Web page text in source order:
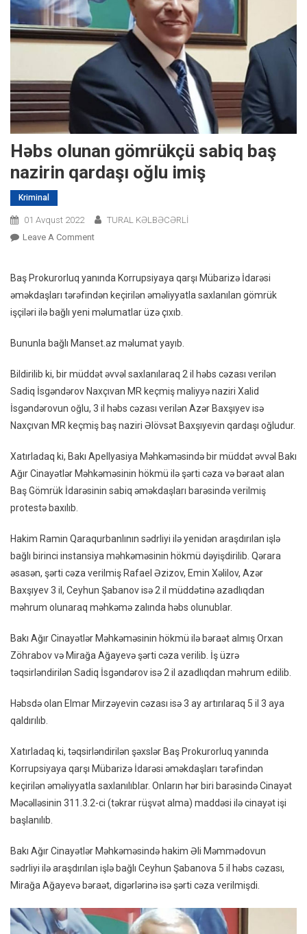
Həbs olunan gömrükçü sabiq baş
nazirin qardaşı oğlu imiş
Kriminal
01 Avqust 2022
TURAL KƏLBƏCƏRLİ
Leave A CommentOn
Gömrükçü
Sabiq
Baş
Qardaşı
Imiş
Baş Prokurorluq yanında Korrupsiyaya qarşı Mübarizə İdarəsi
əməkdaşları tərəfindən keçirilən əməliyyatla saxlanılan gömrük
işçiləri ilə bağlı yeni məlumatlar üzə çıxıb.
Bununla bağlı Manset.az məlumat yayıb.
Bildirilib ki, bir müddət əvvəl saxlanılaraq 2 il həbs cəzası verilən
Sadiq İsgəndərov Naxçıvan MR keçmiş maliyyə naziri Xalid
İsgəndərovun oğlu, 3 il həbs cəzası verilən Azər Baxşıyev isə
Naxçıvan MR keçmiş baş naziri Əlövsət Baxşıyevin qardaşı oğludur.
Xatırladaq ki, Bakı Apellyasiya Məhkəməsində bir müddət əvvəl Bakı
Ağır Cinayətlər Məhkəməsinin hökmü ilə şərti cəza və bəraət alan
Baş Gömrük İdarəsinin sabiq əməkdaşları barəsində verilmiş
protestə baxılıb.
Hakim Ramin Qaraqurbanlının sədrliyi ilə yenidən araşdırılan işlə
bağlı birinci instansiya məhkəməsinin hökmü dəyişdirilib. Qərara
əsasən, şərti cəza verilmiş Rafael Əzizov, Emin Xəlilov, Azər
Baxşıyev 3 il, Ceyhun Şabanov isə 2 il müddətinə azadlıqdan
məhrum olunaraq məhkəmə zalında həbs olunublar.
Bakı Ağır Cinayətlər Məhkəməsinin hökmü ilə bəraət almış Orxan
Zöhrabov və Mirağa Ağayevə şərti cəza verilib. İş üzrə
təqsirləndirilən Sadiq İsgəndərov isə 2 il azadlıqdan məhrum edilib.
Həbsdə olan Elmar Mirzəyevin cəzası isə 3 ay artırılaraq 5 il 3 aya
qaldırılıb.
Xatırladaq ki, təqsirləndirilən şəxslər Baş Prokurorluq yanında
Korrupsiyaya qarşı Mübarizə İdarəsi əməkdaşları tərəfindən
keçirilən əməliyyatla saxlanılıblar. Onların hər biri barəsində Cinayət
Məcəlləsinin 311.3.2-ci (təkrar rüşvət alma) maddəsi ilə cinayət işi
başlanılıb.
Bakı Ağır Cinayətlər Məhkəməsində hakim Əli Məmmədovun
sədrliyi ilə araşdırılan işlə bağlı Ceyhun Şabanova 5 il həbs cəzası,
Mirağa Ağayevə bəraət, digərlərinə isə şərti cəza verilmişdi.